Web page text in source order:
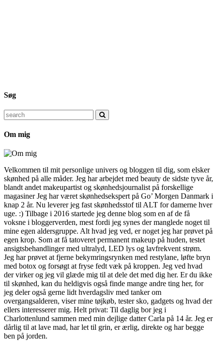
Søg
Search
for:
Om mig
Velkommen til mit personlige univers og bloggen til dig, som elsker
skønhed på alle måder. Jeg har arbejdet med beauty de sidste tyve år,
blandt andet makeupartist og skønhedsjournalist på forskellige
magasiner Jeg har været skønhedsekspert på Go’ Morgen Danmark i
knap 2 år. Nu leverer jeg fast skønhedsstof til ALT for damerne hver
uge. :) Tilbage i 2016 startede jeg denne blog som en af de få
voksne i bloggerverden, mest fordi jeg synes der manglede noget til
mine egen aldersgruppe. Alt hvad jeg ved, er noget jeg har prøvet på
egen krop. Som at få tatoveret permanent makeup på huden, testet
ansigtsbehandlinger med ultralyd, LED lys og lavfrekvent strøm.
Jeg har prøvet at fjerne bekymringsrynken med restylane, løfte bryn
med botox og forsøgt at fryse fedt væk på kroppen. Jeg ved hvad
der virker og jeg vil glæde mig til at dele det med dig her. Er du ikke
til skønhed, kan du heldigvis også finde mange andre ting her, for
jeg deler også gerne lidt hverdagsliv med tanker om
overgangsalderen, viser mine tøjkøb, tester sko, gadgets og hvad der
ellers interesserer mig. Helt privat: Til daglig bor jeg i
Charlottenlund sammen med min dejlige datter Carla på 14 år. Jeg er
dårlig til at lave mad, har let til grin, er ærlig, direkte og har begge
ben på jorden.